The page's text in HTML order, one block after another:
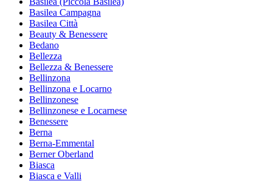
Basilea Campagna
Basilea Città
Beauty & Benessere
Bedano
Bellezza
Bellezza & Benessere
Bellinzona
Bellinzona e Locarno
Bellinzonese
Bellinzonese e Locarnese
Benessere
Berna
Berna-Emmental
Berner Oberland
Biasca
Biasca e Valli